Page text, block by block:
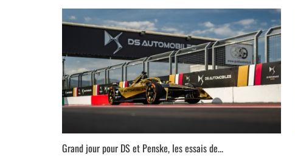
Grand jour pour DS et Penske, les essais de...